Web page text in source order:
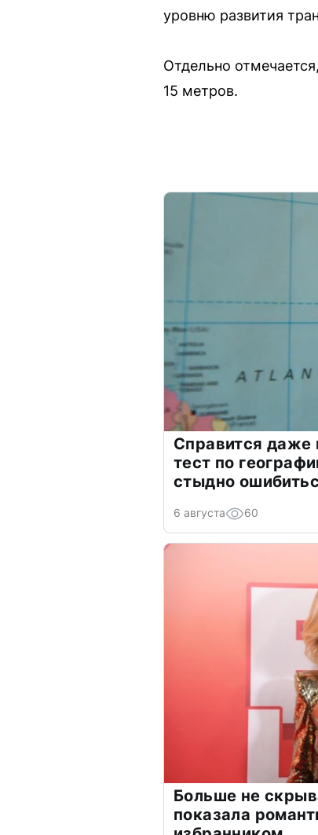
уровню развития
Отдельно
15 метров.
Справится даже
тест по
стыдно
6 августа 60
Больше не
показала